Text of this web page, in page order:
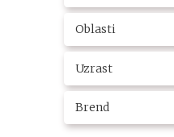
Oblasti
Uzrast
Brend